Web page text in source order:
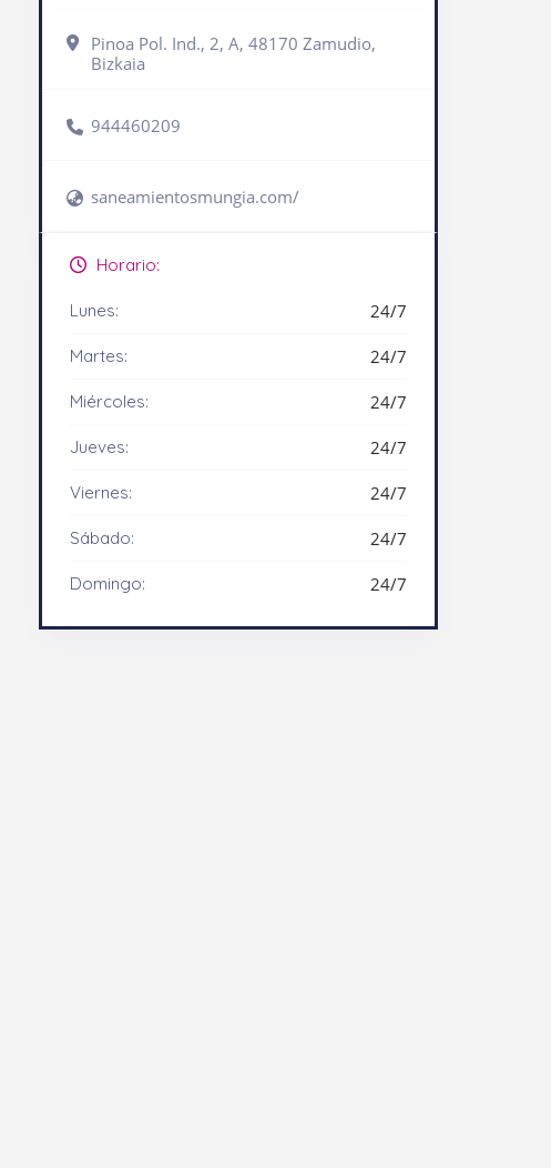
Pinoa Pol. Ind., 2, A, 48170 Zamudio,
Bizkaia
944460209
saneamientosmungia.com/
Horario:
Lunes: 24/7
Martes: 24/7
Miércoles: 24/7
Jueves: 24/7
Viernes: 24/7
Sábado: 24/7
Domingo: 24/7